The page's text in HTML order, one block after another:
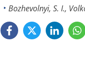
Bozhevolnyi, S. I.,